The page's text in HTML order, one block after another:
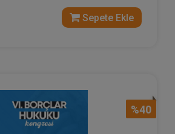
Sepete Ekle
%40